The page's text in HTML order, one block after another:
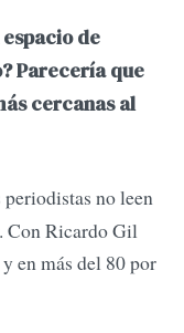
de
Parecería que
cercanas al
no leen
Con Ricardo Gil
en más del 80 por